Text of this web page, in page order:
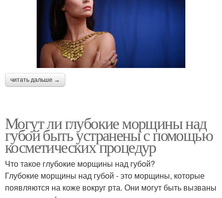
читать дальше →
Могут ли глубокие морщины над
губой быть устранены с помощью
косметических процедур
Что такое глубокие морщины над губой?
Глубокие морщины над губой - это морщины, которые
появляются на коже вокруг рта. Они могут быть вызваны